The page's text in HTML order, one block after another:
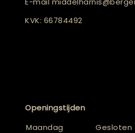
KVK: 66784492
Openingstijden
Maandag
Gesloten